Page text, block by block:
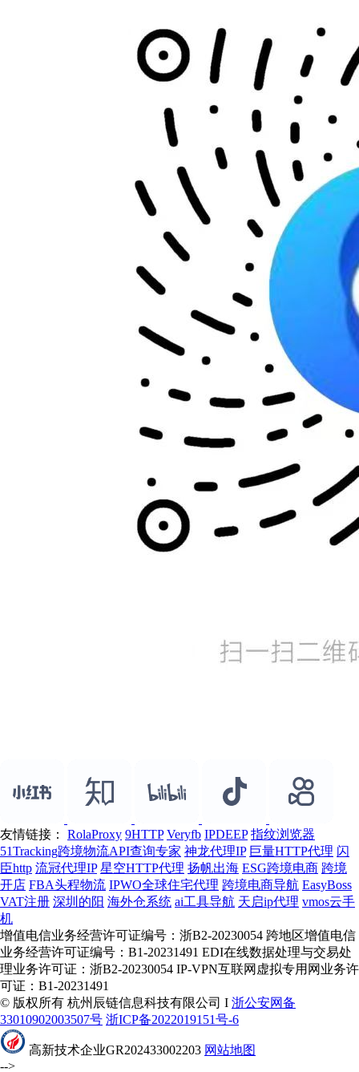
友情链接： RolaProxy 9HTTP Veryfb IPDEEP 指纹浏览器
51Tracking跨境物流API查询专家 神龙代理IP 巨量HTTP代理 闪
臣http 流冠代理IP 星空HTTP代理 扬帆出海 ESG跨境电商 跨境
开店 FBA头程物流 IPWO全球住宅代理 跨境电商导航 EasyBoss
VAT注册 深圳的阳 海外仓系统 ai工具导航 天启ip代理 vmos云手
机
增值电信业务经营许可证编号：浙B2-20230054 跨地区增值电信
业务经营许可证编号：B1-20231491 EDI在线数据处理与交易处
理业务许可证：浙B2-20230054 IP-VPN互联网虚拟专用网业务许
可证：B1-20231491
© 版权所有 杭州辰链信息科技有限公司 I 浙公安网备
33010902003507号 浙ICP备2022019151号-6
高新技术企业GR202433002203 网站地图
-->